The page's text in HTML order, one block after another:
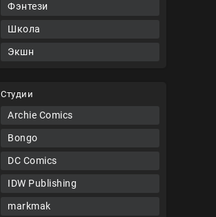
Фэнтези
Школа
Экшн
Студии
Archie Comics
Bongo
DC Comics
IDW Publishing
markmak